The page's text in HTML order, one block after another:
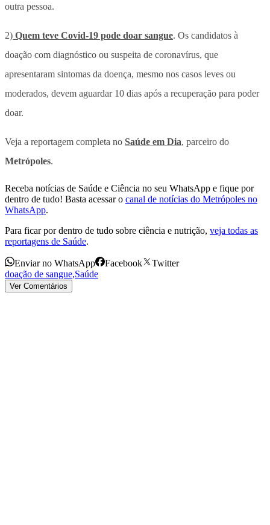
outra pessoa.
2) Quem teve Covid-19 pode doar sangue. Os candidatos à
doação com diagnóstico ou suspeita de coronavírus, que
apresentaram sintomas da doença, mesmo nos casos leves ou
moderados, devem aguardar 10 dias após a recuperação para poder
doar.
Veja a reportagem completa no Saúde em Dia, parceiro do
Metrópoles.
Receba notícias de Saúde e Ciência no seu WhatsApp e fique por
dentro de tudo! Basta acessar o canal de notícias do Metrópoles no
WhatsApp.
Para ficar por dentro de tudo sobre ciência e nutrição, veja todas as
reportagens de Saúde.
Enviar no WhatsApp Facebook
Twitter
doação de sangue,Saúde
Ver Comentários